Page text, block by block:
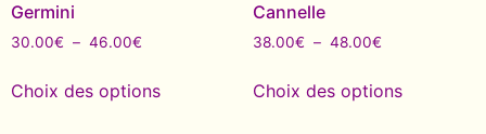
Germini
30.00€ – 46.00€
Choix des options
Cannelle
38.00€ – 48.00€
Choix des options